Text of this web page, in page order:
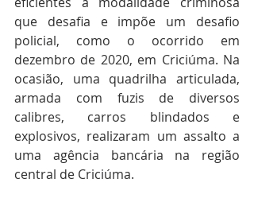
que desafia e impõe um desafio
policial, como o ocorrido em
dezembro de 2020, em Criciúma. Na
ocasião, uma quadrilha articulada,
armada com fuzis de diversos
calibres, carros blindados e
explosivos, realizaram um assalto a
uma agência bancária na região
central de Criciúma.